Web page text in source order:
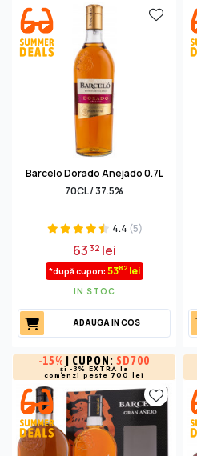
Barcelo Dorado Anejado 0.7L
70CL / 37.5%
4.4 (5)
63 32lei
*după cupon: 5382lei
IN STOC
ADAUGA IN COS
-15% | CUPON: SD700
și -3% EXTRA la
comenzi peste 700 lei